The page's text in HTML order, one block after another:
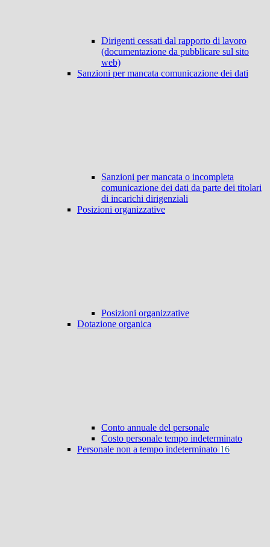
Dirigenti cessati dal rapporto di lavoro
(documentazione da pubblicare sul sito
web)
Sanzioni per mancata comunicazione dei dati
Sanzioni per mancata o incompleta
comunicazione dei dati da parte dei titolari
di incarichi dirigenziali
Posizioni organizzative
Posizioni organizzative
Dotazione organica
Conto annuale del personale
Costo personale tempo indeterminato
Personale non a tempo indeterminato 16